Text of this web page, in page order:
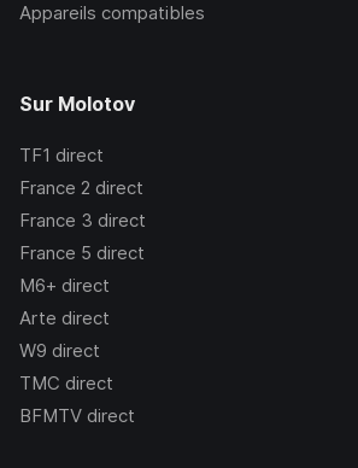
Appareils compatibles
Sur Molotov
TF1 direct
France 2 direct
France 3 direct
France 5 direct
M6+ direct
Arte direct
W9 direct
TMC direct
BFMTV direct